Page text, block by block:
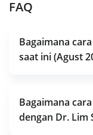
FAQ
Bagaimana
saat ini (Agust
Bagaimana
dengan Dr. Lim